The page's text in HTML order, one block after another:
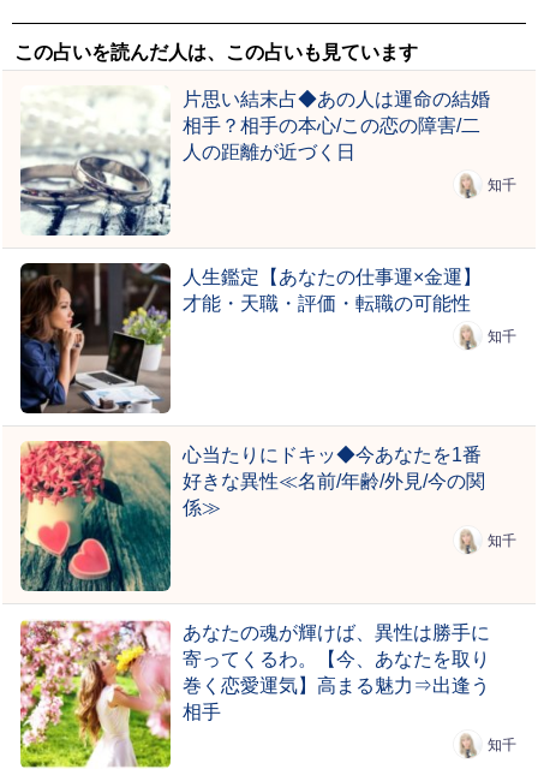
この占いを読んだ人は、この占いも見ています
片思い結末占◆あの人は運命の結婚
相手？相手の本心/この恋の障害/二
人の距離が近づく日
知千
人生鑑定【あなたの仕事運×金運】
才能・天職・評価・転職の可能性
知千
心当たりにドキッ◆今あなたを1番
好きな異性≪名前/年齢/外見/今の関
係≫
知千
あなたの魂が輝けば、異性は勝手に
寄ってくるわ。【今、あなたを取り
巻く恋愛運気】高まる魅力⇒出逢う
相手
知千